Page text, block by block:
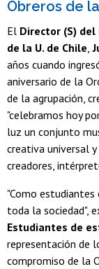
Obreros de
El Director (S)
de la U. de Chile,
años cuando
aniversario de la
de la agrupación,
"celebramos hoy
luz un conjunto
creativa universal
creadores,
"Como
toda la sociedad",
Estudiantes de
representación de
compromiso de la